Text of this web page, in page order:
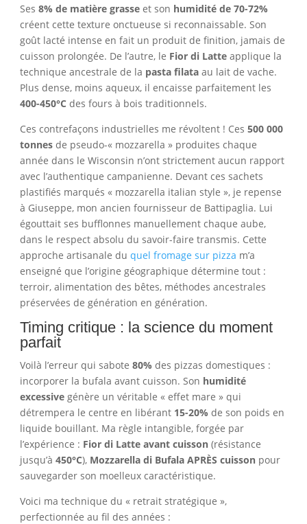
Ses 8% de matière grasseet son humidité de 70-72%
créent cette texture onctueuse si reconnaissable. Son
goût lacté intense en fait un produit de finition, jamais de
cuisson prolongée. De l’autre, le Fior di Latteapplique la
technique ancestrale de la pasta filataau lait de vache.
Plus dense, moins aqueux, il encaisse parfaitement les
400-450°C des fours à bois traditionnels.
Ces contrefaçons industrielles me révoltent ! Ces 500 000
tonnesde pseudo-« mozzarella » produites chaque
année dans le Wisconsin n’ont strictement aucun rapport
avec l’authentique campanienne. Devant ces sachets
plastifiés marqués « mozzarella italian style », je repense
à Giuseppe, mon ancien fournisseur de Battipaglia. Lui
égouttait ses bufflonnes manuellement chaque aube,
dans le respect absolu du savoir-faire transmis. Cette
approche artisanale du quel fromage sur pizza m’a
enseigné que l’origine géographique détermine tout :
terroir, alimentation des bêtes, méthodes ancestrales
préservées de génération en génération.
Timing critique : la science du moment
parfait
Voilà l’erreur qui sabote 80% des pizzas domestiques :
incorporer la bufala avant cuisson. Son humidité
excessivegénère un véritable « effet mare » qui
détrempera le centre en libérant 15-20% de son poids en
liquide bouillant. Ma règle intangible, forgée par
l’expérience : Fior di Latte avant cuisson(résistance
jusqu’à 450°C), Mozzarella di Bufala APRÈS cuissonpour
sauvegarder son moelleux caractéristique.
Voici ma technique du « retrait stratégique »,
perfectionnée au fil des années :